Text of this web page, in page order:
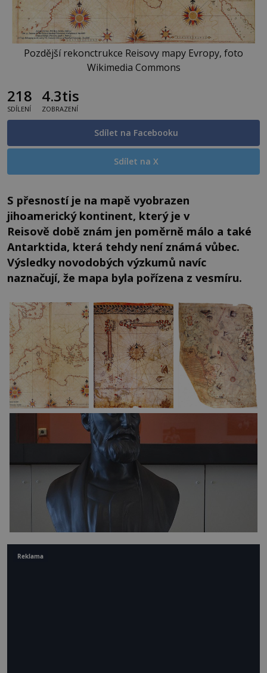
Pozdější rekonctrukce Reisovy mapy Evropy, foto
Wikimedia Commons
218
SDÍLENÍ
4.3tis
ZOBRAZENÍ
Sdílet na Facebooku
Sdílet na X
S přesností je na mapě vyobrazen
jihoamerický kontinent, který je v
Reisově době znám jen poměrně málo a také
Antarktida, která tehdy není známá vůbec.
Výsledky novodobých výzkumů navíc
naznačují, že mapa byla pořízena z vesmíru.
Reklama